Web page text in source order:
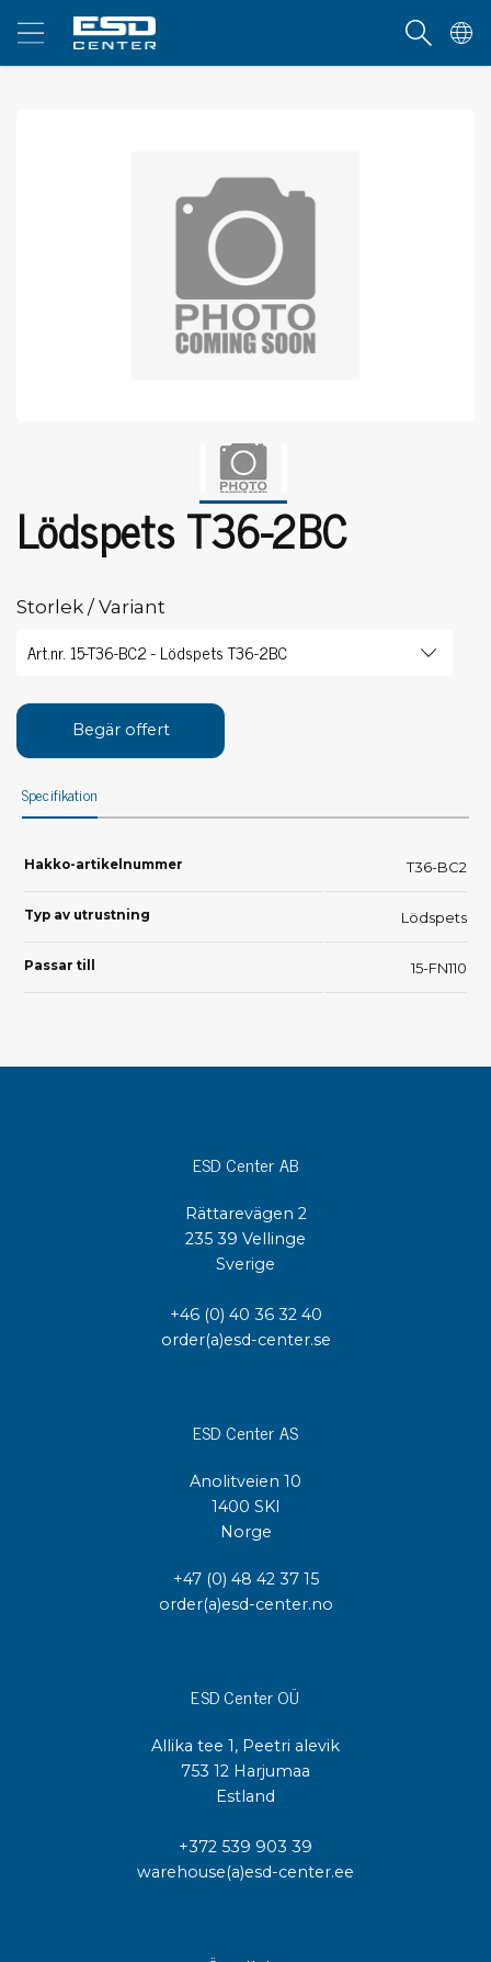
Lödspets T36-2BC
Storlek / Variant
Begär offert
Specifikation
Hakko-artikelnummer T36-BC2
Typ av utrustning Lödspets
Passar till 15-FN110
ESD Center AB
Rättarevägen 2
235 39 Vellinge
Sverige
+46 (0) 40 36 32 40
order(a)esd-center.se
ESD Center AS
Anolitveien 10
1400 SKI
Norge
+47 (0) 48 42 37 15
order(a)esd-center.no
ESD Center OÜ
Allika tee 1, Peetri alevik
753 12 Harjumaa
Estland
+372 539 903 39
warehouse(a)esd-center.ee